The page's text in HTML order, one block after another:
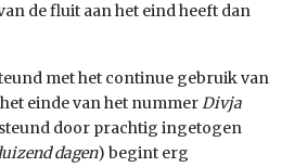
de fluit aan het eind heeft dan
met het continue gebruik van
het einde van het nummerDivja
door prachtig ingetogen
dagen) begint erg